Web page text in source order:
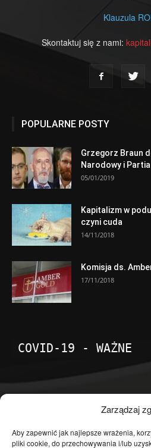
Zarządzaj
Aby zapewnić jak najlepsze wrażenia,
pliki cookie, do przechowywania i/lub
Klauzula
Skontaktuj się z nami:
POPULARNE POSTY
Grzegorz Braun
Narodowy i
05/01/2019
Kapitalizm w
czyni cuda
14/11/2018
Komisja ds.
17/11/2018
COVID-19 - WAŻNE
Temat dnia